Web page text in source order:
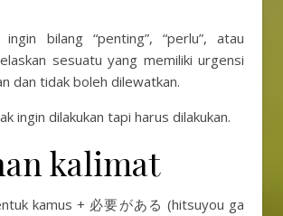
sesuatu yang memiliki urgensi
dan tidak boleh dilewatkan.
ingin dilakukan tapi harus dilakukan.
kalimat
kamus + 必要がある (hitsuyou ga